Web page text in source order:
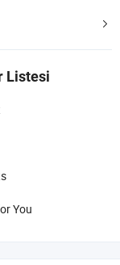
Listesi
You